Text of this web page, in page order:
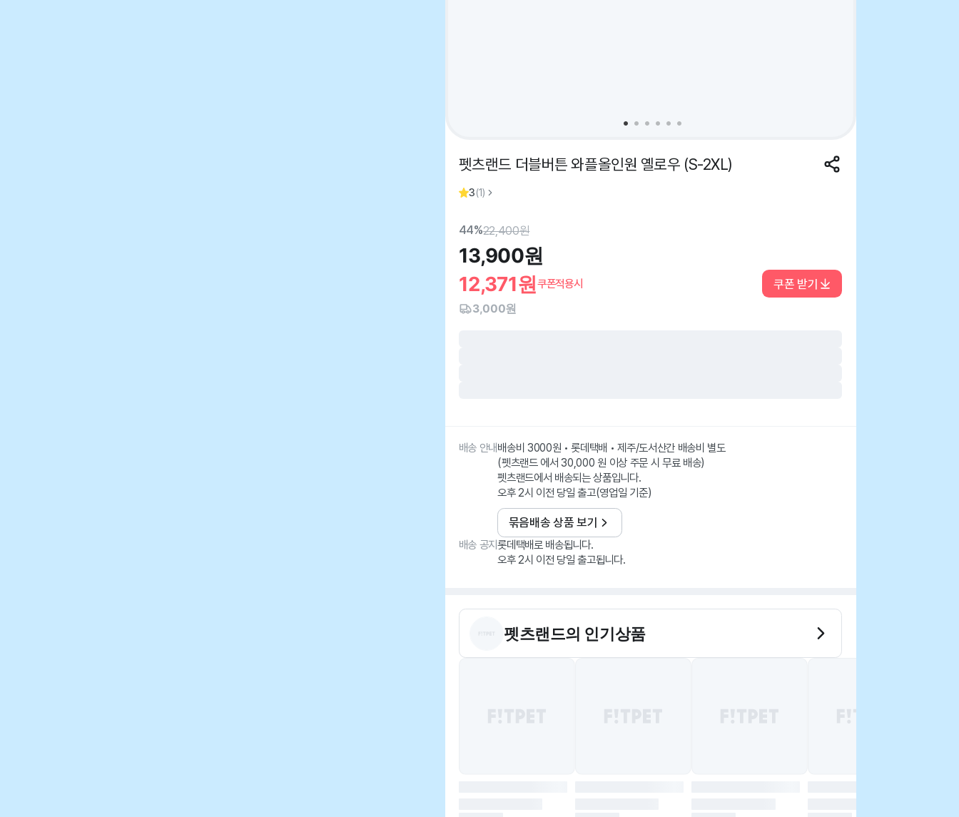
펫츠랜드 더블버튼 와플올인원 옐로우 (S-2XL)
3(1)
44%22,400원
13,900원
12,371원쿠폰적용시 쿠폰 받기
3,000원
배송 안내배송비 3000원 • 롯데택배 • 제주/도서산간 배송비 별도
(펫츠랜드 에서 30,000 원 이상 주문 시 무료 배송)
펫츠랜드에서 배송되는 상품입니다.
오후 2시 이전 당일 출고(영업일 기준)
묶음배송 상품 보기
배송 공지롯데택배로 배송됩니다.
오후 2시 이전 당일 출고됩니다.
펫츠랜드의 인기상품